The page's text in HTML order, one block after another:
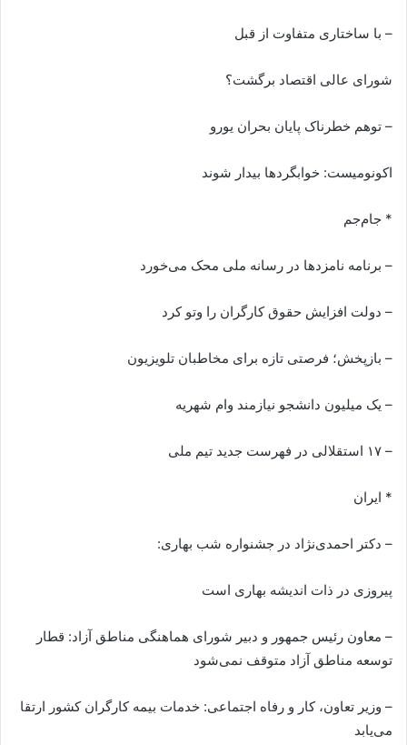
– با ساختاری متفاوت از قبل
شورای عالی اقتصاد برگشت؟
– توهم خطرناک پایان بحران یورو
اکونومیست: خوابگردها بیدار شوند
* جام‌جم
– برنامه نامزدها در رسانه ملی محک می‌خورد
– دولت افزایش حقوق کارگران را وتو کرد
– بازپخش؛ فرصتی تازه برای مخاطبان تلویزیون
– یک میلیون دانشجو نیازمند وام شهریه
– ۱۷ استقلالی در فهرست جدید تیم ملی
* ایران
– دکتر احمدی‌نژاد در جشنواره شب بهاری:
پیروزی در ذات اندیشه بهاری است
– معاون رئیس جمهور و دبیر شورای هماهنگی مناطق آزاد: قطار
توسعه مناطق آزاد متوقف نمی‌شود
– وزیر تعاون، کار و رفاه اجتماعی: خدمات بیمه کارگران کشور ارتقا
می‌یابد